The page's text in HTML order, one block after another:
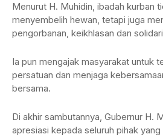
Menurut H. Muhidin, ibadah kurban
menyembelih hewan, tetapi juga
pengorbanan, keikhlasan dan
Ia pun mengajak masyarakat untuk
persatuan dan menjaga
bersama.
Di akhir sambutannya, Gubernur H.
apresiasi kepada seluruh pihak